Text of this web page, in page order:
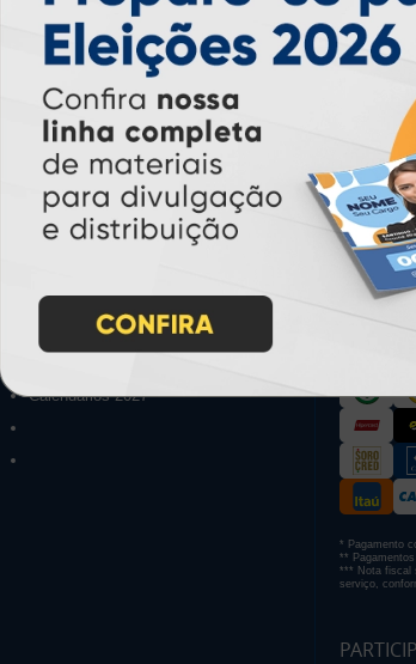
e
Inicio
Como Comprar
Como exportar em
PDF/X1-a
Entrega 12 Horas
Calendários 2027
* Pagamento
**
*** Nota fiscal
serviço,